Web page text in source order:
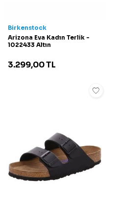
Birkenstock
Arizona Eva Kadın Terlik -
1022433 Altın
3.299,00TL